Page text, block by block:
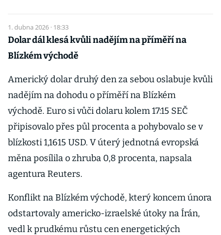
1. dubna 2026 · 18:33
Dolar dál klesá kvůli nadějím na příměří na
Blízkém východě
Americký dolar druhý den za sebou oslabuje kvůli
nadějím na dohodu o příměří na Blízkém
východě. Euro si vůči dolaru kolem 17:15 SEČ
připisovalo přes půl procenta a pohybovalo se v
blízkosti 1,1615 USD. V úterý jednotná evropská
měna posílila o zhruba 0,8 procenta, napsala
agentura Reuters.
Konflikt na Blízkém východě, který koncem února
odstartovaly americko-izraelské útoky na Írán,
vedl k prudkému růstu cen energetických